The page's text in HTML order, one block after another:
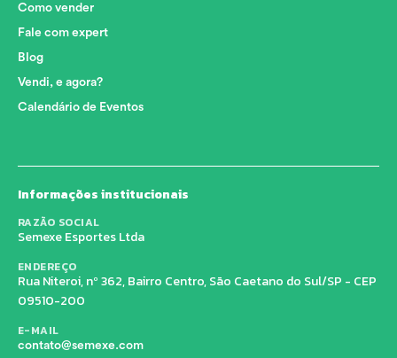
Como vender
Fale com expert
Blog
Vendi, e agora?
Calendário de Eventos
Informações institucionais
RAZÃO SOCIAL
Semexe Esportes Ltda
ENDEREÇO
Rua Niteroi, nº 362, Bairro Centro, São Caetano do Sul/SP - CEP
09510-200
E-MAIL
contato@semexe.com